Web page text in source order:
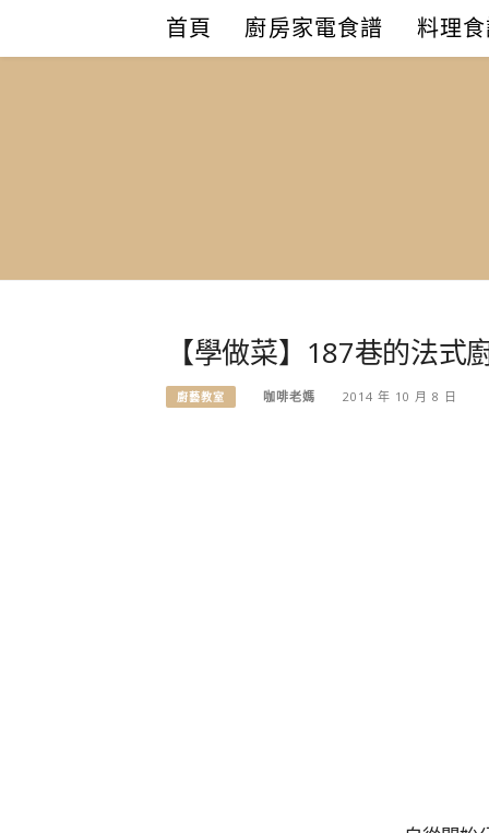
content
首頁 廚房家電食譜 料理
【學做菜】187巷的法式
廚藝教室 咖啡老媽 2014 年 10 月 8 日